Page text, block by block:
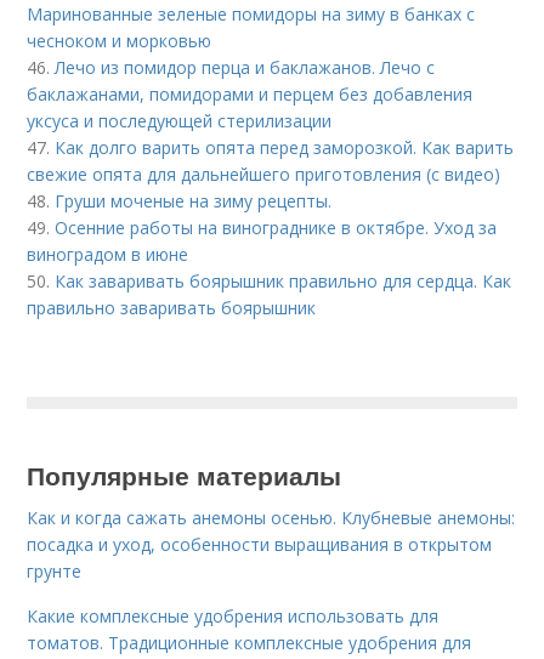
Маринованные зеленые помидоры на зиму в банках с
чесноком и морковью
46.Лечо из помидор перца и баклажанов. Лечо с
баклажанами, помидорами и перцем без добавления
уксуса и последующей стерилизации
47. Как долго варить опята перед заморозкой. Как варить
свежие опята для дальнейшего приготовления (с видео)
48. Груши моченые на зиму рецепты.
49.Осенние работы на винограднике в октябре. Уход за
виноградом в июне
50. Как заваривать боярышник правильно для сердца. Как
правильно заваривать боярышник
Популярные материалы
Как и когда сажать анемоны осенью. Клубневые анемоны:
посадка и уход, особенности выращивания в открытом
грунте
Какие комплексные удобрения использовать для
томатов. Традиционные комплексные удобрения для